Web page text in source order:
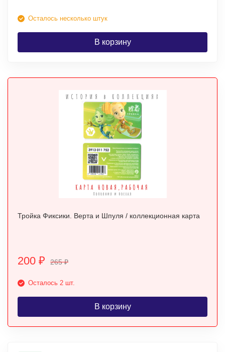
Осталось несколько штук
В корзину
Тройка Фиксики. Верта и Шпуля / коллекционная карта
200 ₽ 265₽
Осталось 2 шт.
В корзину